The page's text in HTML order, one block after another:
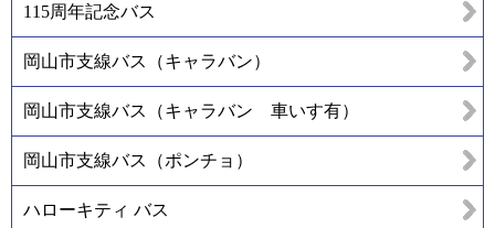
115周年記念バス
岡山市支線バス（キャラバン）
岡山市支線バス（キャラバン 車いす有）
岡山市支線バス（ポンチョ）
ハローキティ バス